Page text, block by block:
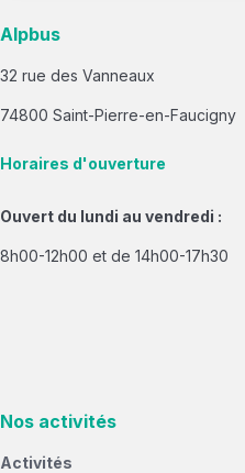
Alpbus
32 rue des Vanneaux
74800 Saint-Pierre-en-Faucigny
Horaires d'ouverture
Ouvert du lundi au vendredi :
8h00-12h00 et de 14h00-17h30
Nos activités
Activités